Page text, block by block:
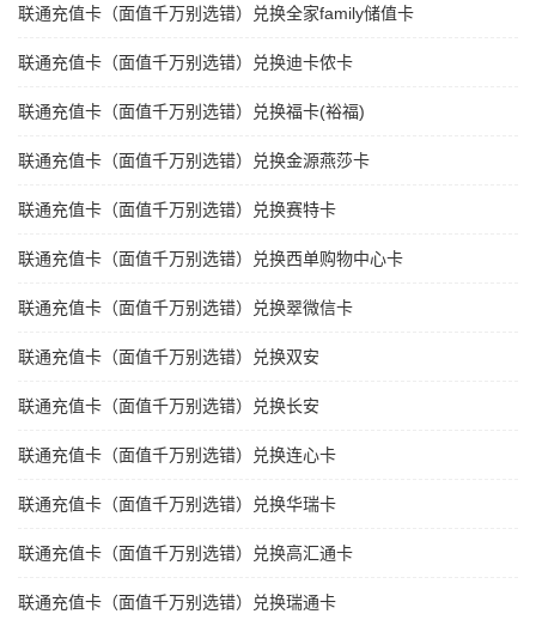
联通充值卡（面值千万别选错）兑换全家family储值卡
联通充值卡（面值千万别选错）兑换迪卡侬卡
联通充值卡（面值千万别选错）兑换福卡(裕福)
联通充值卡（面值千万别选错）兑换金源燕莎卡
联通充值卡（面值千万别选错）兑换赛特卡
联通充值卡（面值千万别选错）兑换西单购物中心卡
联通充值卡（面值千万别选错）兑换翠微信卡
联通充值卡（面值千万别选错）兑换双安
联通充值卡（面值千万别选错）兑换长安
联通充值卡（面值千万别选错）兑换连心卡
联通充值卡（面值千万别选错）兑换华瑞卡
联通充值卡（面值千万别选错）兑换高汇通卡
联通充值卡（面值千万别选错）兑换瑞通卡